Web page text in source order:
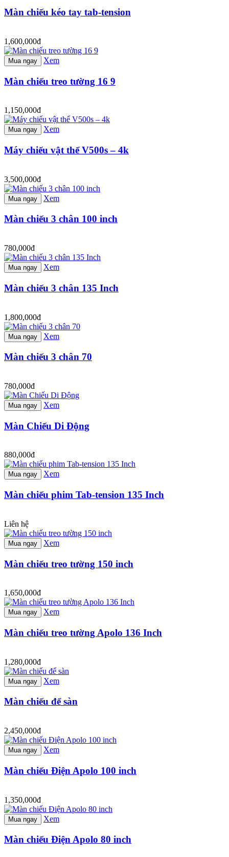
Màn chiếu kéo tay tab-tension
1,600,000đ
Mua ngay Xem
Màn chiếu treo tường 16 9
1,150,000đ
Mua ngay Xem
Máy chiếu vật thể V500s – 4k
3,500,000đ
Mua ngay Xem
Màn chiếu 3 chân 100 inch
780,000đ
Mua ngay Xem
Màn chiếu 3 chân 135 Inch
1,800,000đ
Mua ngay Xem
Màn chiếu 3 chân 70
780,000đ
Mua ngay Xem
Màn Chiếu Di Động
880,000đ
Mua ngay Xem
Màn chiếu phim Tab-tension 135 Inch
Liên hệ
Mua ngay Xem
Màn chiếu treo tường 150 inch
1,650,000đ
Mua ngay Xem
Màn chiếu treo tường Apolo 136 Inch
1,280,000đ
Mua ngay Xem
Màn chiếu để sàn
2,450,000đ
Mua ngay Xem
Màn chiếu Điện Apolo 100 inch
1,350,000đ
Mua ngay Xem
Màn chiếu Điện Apolo 80 inch